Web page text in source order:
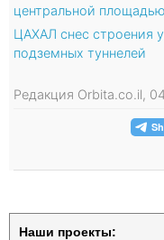
центральной
ЦАХАЛ снес строения
подземных туннелей
Редакция Orbita.co.il,
Наши проекты: